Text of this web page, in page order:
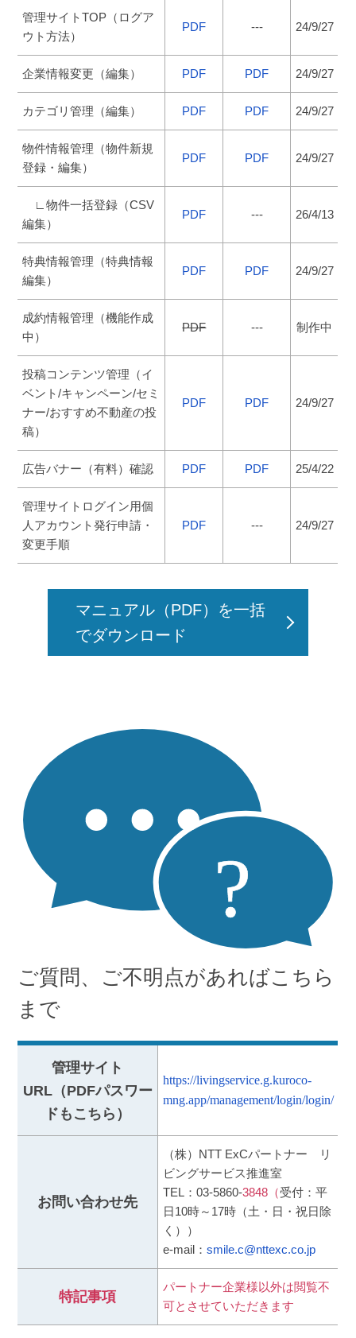
管理サイトTOP（ログア
ウト方法）
PDF --- 24/9/27
企業情報変更（編集） PDF PDF 24/9/27
カテゴリ管理（編集） PDF PDF 24/9/27
物件情報管理（物件新規
登録・編集）
PDF PDF 24/9/27
∟物件一括登録（CSV
編集）
PDF --- 26/4/13
特典情報管理（特典情報
編集）
PDF PDF 24/9/27
成約情報管理（機能作成
中）
PDF --- 制作中
投稿コンテンツ管理（イ
ベント/キャンペーン/セミ
ナー/おすすめ不動産の投
稿）
PDF PDF 24/9/27
広告バナー（有料）確認 PDF PDF 25/4/22
管理サイトログイン用個
人アカウント発行申請・
変更手順
PDF --- 24/9/27
マニュアル（PDF）を一括
でダウンロード
ご質問、ご不明点があればこちら
まで
管理サイト
URL（PDFパスワー
ドもこちら）
https://livingservice.g.kuroco-
mng.app/management/login/login/
お問い合わせ先
（株）NTT ExCパートナー リ
ビングサービス推進室
TEL：03-5860-3848（受付：平
日10時～17時（土・日・祝日除
く））
e-mail： smile.c@nttexc.co.jp
特記事項
パートナー企業様以外は閲覧不
可とさせていただきます